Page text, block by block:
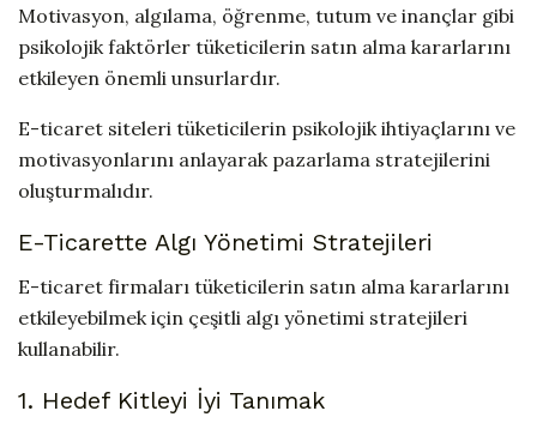
Motivasyon, algılama, öğrenme, tutum ve inançlar gibi
psikolojik faktörler tüketicilerin satın alma kararlarını
etkileyen önemli unsurlardır.
E-ticaret siteleri tüketicilerin psikolojik ihtiyaçlarını ve
motivasyonlarını anlayarak pazarlama stratejilerini
oluşturmalıdır.
E-Ticarette Algı Yönetimi Stratejileri
E-ticaret firmaları tüketicilerin satın alma kararlarını
etkileyebilmek için çeşitli algı yönetimi stratejileri
kullanabilir.
1. Hedef Kitleyi İyi Tanımak